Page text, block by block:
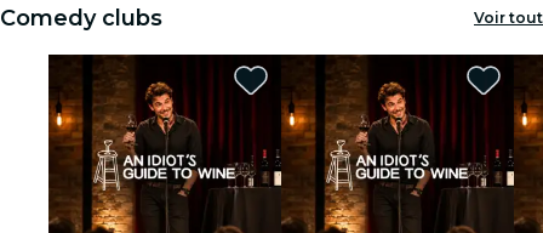
Comedy clubs Voir tout